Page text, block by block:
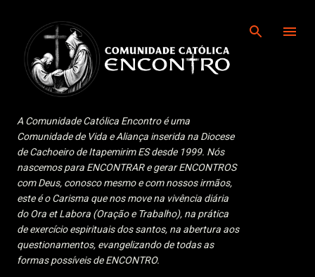
A Comunidade Católica Encontro é uma
Comunidade de Vida e Aliança inserida na Diocese
de Cachoeiro de Itapemirim ES desde 1999. Nós
nascemos para ENCONTRAR e gerar ENCONTROS
com Deus, conosco mesmo e com nossos irmãos,
este é o Carisma que nos move na vivência diária
do Ora et Labora (Oração e Trabalho), na prática
de exercício espirituais dos santos, na abertura aos
questionamentos, evangelizando de todas as
formas possíveis de ENCONTRO.